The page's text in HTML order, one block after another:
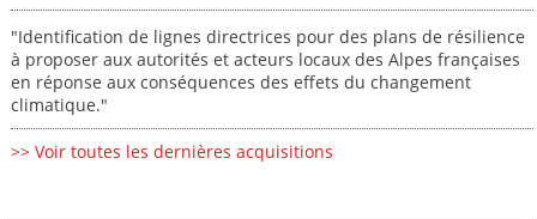
"Identification de lignes directrices pour des plans de résilience
à proposer aux autorités et acteurs locaux des Alpes françaises
en réponse aux conséquences des effets du changement
climatique."
>> Voir toutes les dernières acquisitions